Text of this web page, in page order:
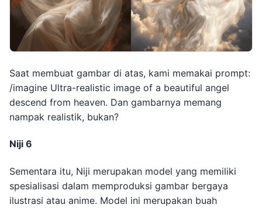
Saat membuat gambar di atas, kami memakai prompt:
/imagine Ultra-realistic image of a beautiful angel
descend from heaven. Dan gambarnya memang
nampak realistik, bukan?
Niji 6
Sementara itu, Niji merupakan model yang memiliki
spesialisasi dalam memproduksi gambar bergaya
ilustrasi atau anime. Model ini merupakan buah